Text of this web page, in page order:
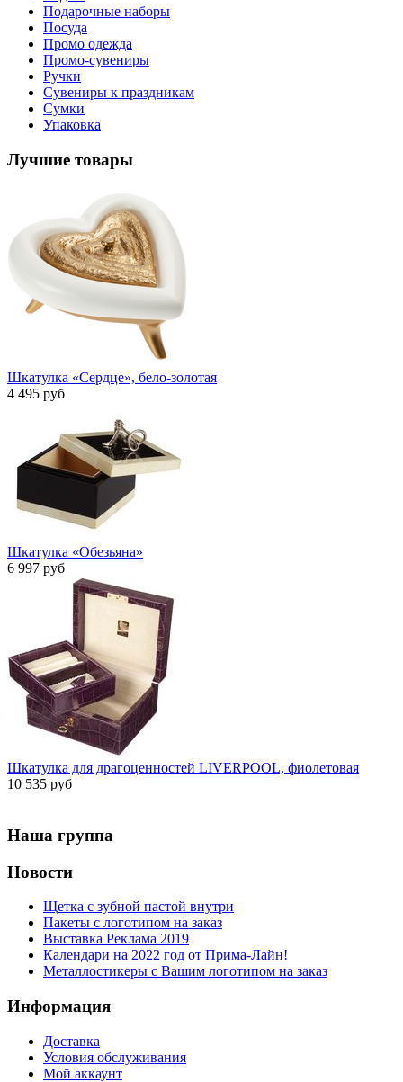
Подарочные наборы
Посуда
Промо одежда
Промо-сувениры
Ручки
Сувениры к праздникам
Сумки
Упаковка
Лучшие товары
Шкатулка «Сердце», бело-золотая
4 495 руб
Шкатулка «Обезьяна»
6 997 руб
Шкатулка для драгоценностей LIVERPOOL, фиолетовая
10 535 руб
Наша группа
Новости
Щетка с зубной пастой внутри
Пакеты с логотипом на заказ
Выставка Реклама 2019
Календари на 2022 год от Прима-Лайн!
Металлостикеры с Вашим логотипом на заказ
Информация
Доставка
Условия обслуживания
Мой аккаунт